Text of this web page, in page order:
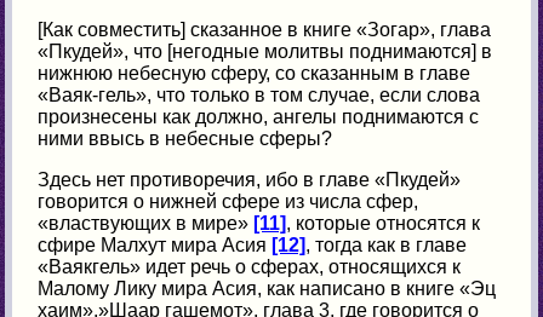
[Как совместить] сказанное в книге «Зогар», глава
«Пкудей», что [негодные молитвы поднимаются] в
нижнюю небесную сферу, со сказанным в главе
«Ваяк-гель», что только в том случае, если слова
произнесены как должно, ангелы поднимаются с
ними ввысь в небесные сферы?
Здесь нет противоречия, ибо в главе «Пкудей»
говорится о нижней сфере из числа сфер,
«властвующих в мире» [11], которые относятся к
сфире Малхут мира Асия [12], тогда как в главе
«Ваякгель» идет речь о сферах, относящихся к
Малому Лику мира Асия, как написано в книге «Эц
хаим»,»Шаар гашемот», глава 3, где говорится о